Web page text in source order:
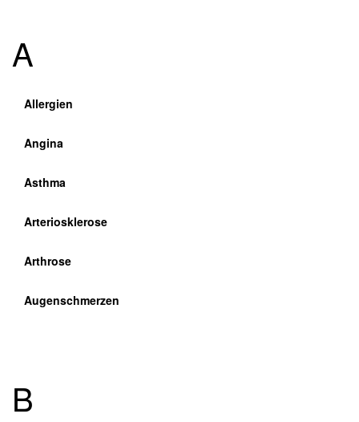
A
Allergien
Angina
Asthma
Arteriosklerose
Arthrose
Augenschmerzen
B